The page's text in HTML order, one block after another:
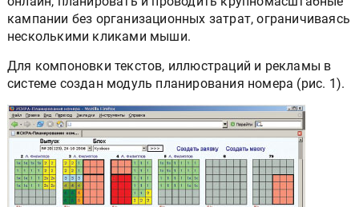
кампании без организационных затрат, ограничиваясь
несколькими кликами мыши.
Для компоновки текстов, иллюстраций и рекламы в
системе создан модуль планирования номера (рис. 1).